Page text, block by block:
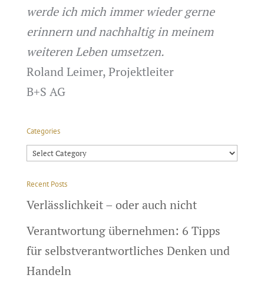
werde ich mich immer wieder gerne
erinnern und nachhaltig in meinem
weiteren Leben umsetzen.
Roland Leimer, Projektleiter
B+S AG
Categories
Categories
Recent Posts
Verlässlichkeit – oder auch nicht
Verantwortung übernehmen: 6 Tipps
für selbstverantwortliches Denken und
Handeln